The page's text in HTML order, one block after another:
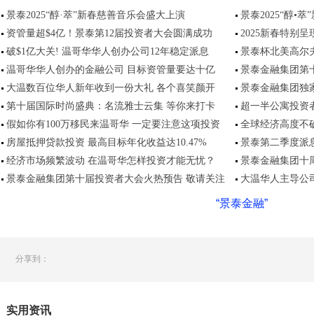
景泰2025“醇·萃”新春慈善音乐会盛大上演
景泰2025“醇•萃
资管量超$4亿！景泰第12届投资者大会圆满成功
2025新春特别呈
破$1亿大关! 温哥华华人创办公司12年稳定派息
景泰杯北美高尔
温哥华华人创办的金融公司 目标资管量要达十亿
景泰金融集团第
大温数百位华人新年收到一份大礼 各个喜笑颜开
景泰金融集团独
第十届国际时尚盛典：名流雅士云集 等你来打卡
超一半公寓投资
假如你有100万移民来温哥华 一定要注意这项投资
全球经济高度不
房屋抵押贷款投资 最高目标年化收益达10.47%
景泰第二季度派
经济市场频繁波动 在温哥华怎样投资才能无忧？
景泰金融集团十
景泰金融集团第十届投资者大会火热预告 敬请关注
大温华人主导公
“景泰金融”
分享到：
实用资讯